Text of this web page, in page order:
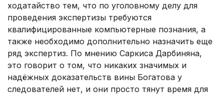
ходатайство тем, что по уголовному делу для
проведения экспертизы требуются
квалифицированные компьютерные познания, а
также необходимо дополнительно назначить еще
ряд экспертиз. По мнению Саркиса Дарбиняна,
это говорит о том, что никаких значимых и
надёжных доказательств вины Богатова у
следователей нет, и они просто тянут время для